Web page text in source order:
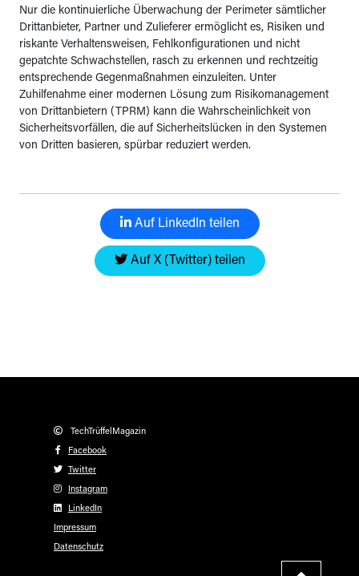
Nur die kontinuierliche Überwachung der Perimeter sämtlicher
Drittanbieter, Partner und Zulieferer ermöglicht es, Risiken und
riskante Verhaltensweisen, Fehlkonfigurationen und nicht
gepatchte Schwachstellen, rasch zu erkennen und rechtzeitig
entsprechende Gegenmaßnahmen einzuleiten. Unter
Zuhilfenahme einer modernen Lösung zum Risikomanagement
von Drittanbietern (TPRM) kann die Wahrscheinlichkeit von
Sicherheitsvorfällen, die auf Sicherheitslücken in den Systemen
von Dritten basieren, spürbar reduziert werden.
Auf LinkedIn teilen
Auf X (Twitter) teilen
TechTrüffelMagazin
Facebook
Twitter
Instagram
LinkedIn
Impressum
Datenschutz